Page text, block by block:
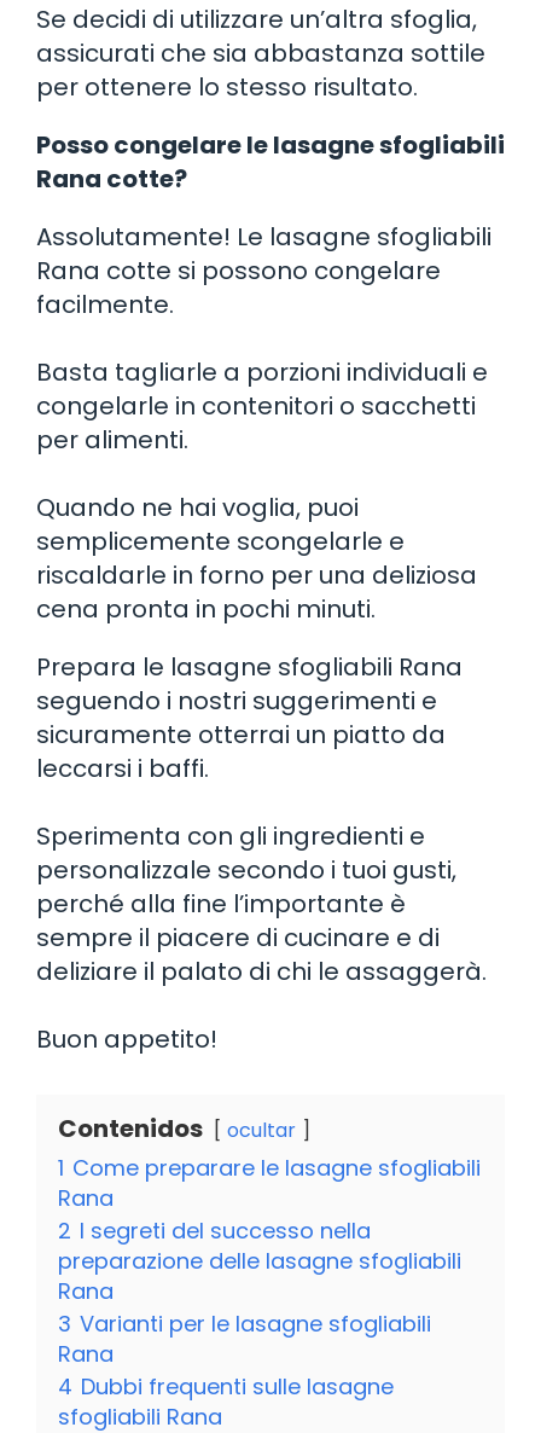
Se decidi di utilizzare un’altra sfoglia,
assicurati che sia abbastanza sottile
per ottenere lo stesso risultato.
Posso congelare le lasagne sfogliabili
Rana cotte?
Assolutamente! Le lasagne sfogliabili
Rana cotte si possono congelare
facilmente.
Basta tagliarle a porzioni individuali e
congelarle in contenitori o sacchetti
per alimenti.
Quando ne hai voglia, puoi
semplicemente scongelarle e
riscaldarle in forno per una deliziosa
cena pronta in pochi minuti.
Prepara le lasagne sfogliabili Rana
seguendo i nostri suggerimenti e
sicuramente otterrai un piatto da
leccarsi i baffi.
Sperimenta con gli ingredienti e
personalizzale secondo i tuoi gusti,
perché alla fine l’importante è
sempre il piacere di cucinare e di
deliziare il palato di chi le assaggerà.
Buon appetito!
Contenidos ocultar
1 Come preparare le lasagne sfogliabili
Rana
2 I segreti del successo nella
preparazione delle lasagne sfogliabili
Rana
3 Varianti per le lasagne sfogliabili
Rana
4 Dubbi frequenti sulle lasagne
sfogliabili Rana